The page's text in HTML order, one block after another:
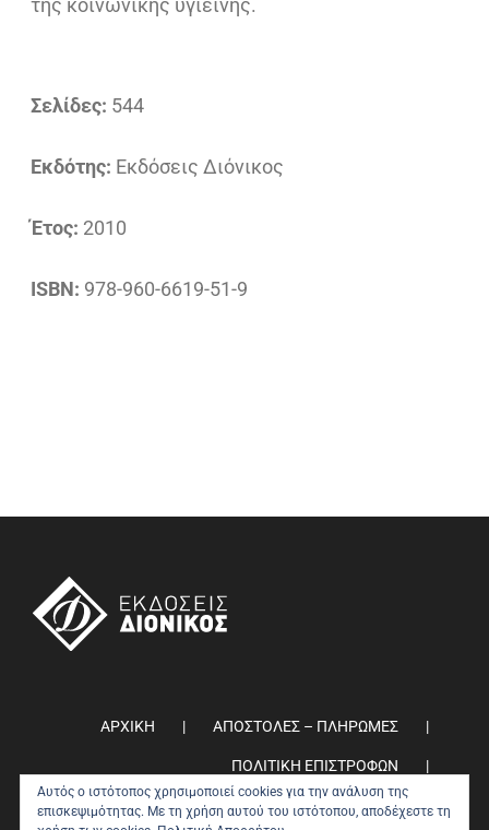
της κοινωνικής υγιεινής.
Σελίδες: 544
Εκδότης: Εκδόσεις Διόνικος
Έτος: 2010
ISBN: 978-960-6619-51-9
ΑΡΧΙΚΗ ΑΠΟΣΤΟΛΕΣ – ΠΛΗΡΩΜΕΣ
ΠΟΛΙΤΙΚΗ ΕΠΙΣΤΡΟΦΩΝ
ΠΟΛΙΤΙΚΗ ΑΠΟΡΡΗΤΟΥ 0
Αυτός ο ιστότοπος χρησιμοποιεί cookies για την ανάλυση της
επισκεψιμότητας. Με τη χρήση αυτού του ιστότοπου, αποδέχεστε τη